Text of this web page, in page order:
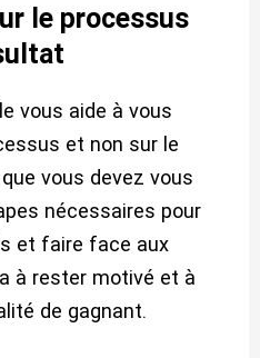
le processus
vous aide à vous
et non sur le
vous devez vous
nécessaires pour
et faire face aux
à rester motivé et à
de gagnant.